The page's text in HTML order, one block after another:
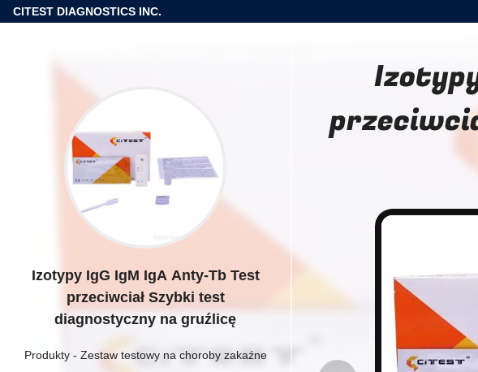
CITEST DIAGNOSTICS INC.
Izotypy IgG IgM IgA Anty-Tb Test
przeciwciał Szybki test
diagnostyczny na gruźlicę
Produkty- Zestaw testowy na choroby zakaźne